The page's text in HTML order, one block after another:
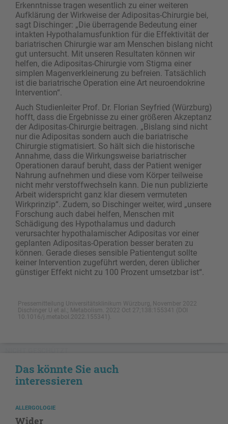
Erkenntnisse tragen wesentlich zu einer weiteren
Aufklärung der Wirkweise der Adipositas-Chirurgie bei,
sagt Dischinger: „Die überragende Bedeutung einer
intakten Hypothalamusfunktion für die Effektivität der
bariatrischen Chirurgie war am Menschen bislang nicht
gut untersucht. Mit unseren Resultaten können wir
helfen, die Adipositas-Chirurgie vom Stigma einer
simplen Magenverkleinerung zu befreien. Tatsächlich
ist die bariatrische Operation eine Art neuroendokrine
Intervention“.
Auch Studienleiter Prof. Dr. Florian Seyfried (Würzburg)
hofft, dass die Ergebnisse zu einer größeren Akzeptanz
der Adipositas-Chirurgie beitragen. „Bislang sind nicht
nur die Adipositas sondern auch die bariatrische
Chirurgie stigmatisiert. So hält sich die historische
Annahme, dass die Wirkungsweise bariatrischer
Operationen darauf beruht, dass der Patient weniger
Nahrung aufnehmen und diese vom Körper teilweise
nicht mehr verstoffwechseln kann. Die nun publizierte
Arbeit widerspricht ganz klar diesem vermuteten
Wirkprinzip“. Zudem, so Dischinger weiter, wird „unsere
Forschung auch dabei helfen, Menschen mit
Schädigung des Hypothalamus und dadurch
verursachter hypothalamischer Adipositas vor einer
geplanten Adipositas-Operation besser beraten zu
können. Gerade dieses sensible Patientengut sollte
keiner Intervention zugeführt werden, deren üblicher
günstiger Effekt nicht zu 100 Prozent umsetzbar ist“.
Pressemitteilung Universitätsklinikum Würzburg, November 2022
Dischinger U et al.; Metabolism. 2022 Oct 27;138:155341 (DOI
10.1016/j.metabol.2022.155341).
Das könnte Sie auch
interessieren
ALLERGOLOGIE
Wider